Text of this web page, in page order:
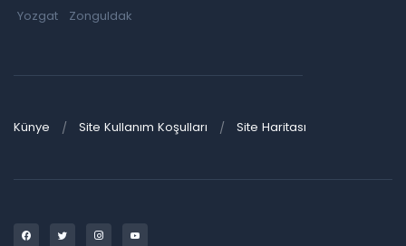
Yozgat
Zonguldak
Künye Site Kullanım Koşulları Site Haritası